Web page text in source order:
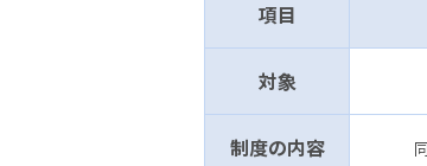
項目
対象
制度の内容